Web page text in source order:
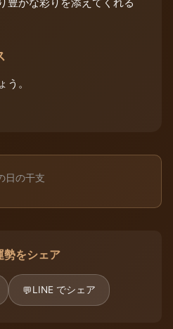
。
日の干支
勢をシェア
💬LINE でシェア